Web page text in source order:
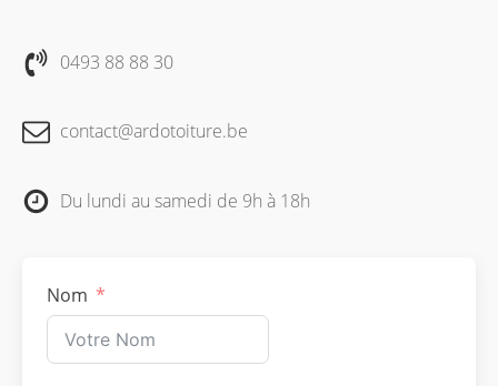
0493 88 88 30
contact@ardotoiture.be
Du lundi au samedi de 9h à 18h
Nom